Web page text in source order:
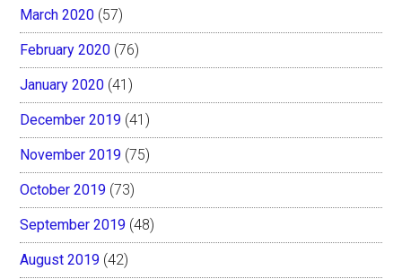
March 2020 (57)
February 2020 (76)
January 2020 (41)
December 2019 (41)
November 2019 (75)
October 2019 (73)
September 2019 (48)
August 2019 (42)